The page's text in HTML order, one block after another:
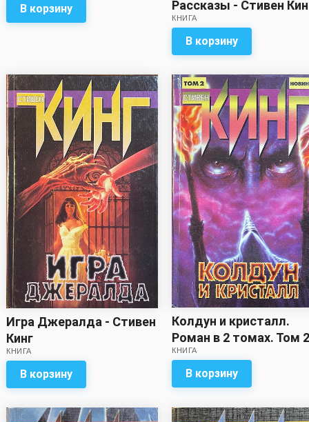
В корзину Рассказы - Стивен
КНИГА
В корзину
Игра Джералда - Стивен
Кинг
КНИГА
В корзину
Колдун и кристалл.
Роман в 2 томах. Том
Стивен Кинг
КНИГА
В корзину